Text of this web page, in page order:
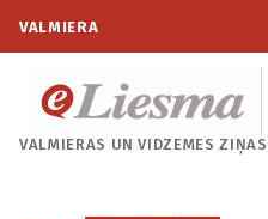
VALMIERA
VALMIERAS UNVIDZEMES ZIŅAS